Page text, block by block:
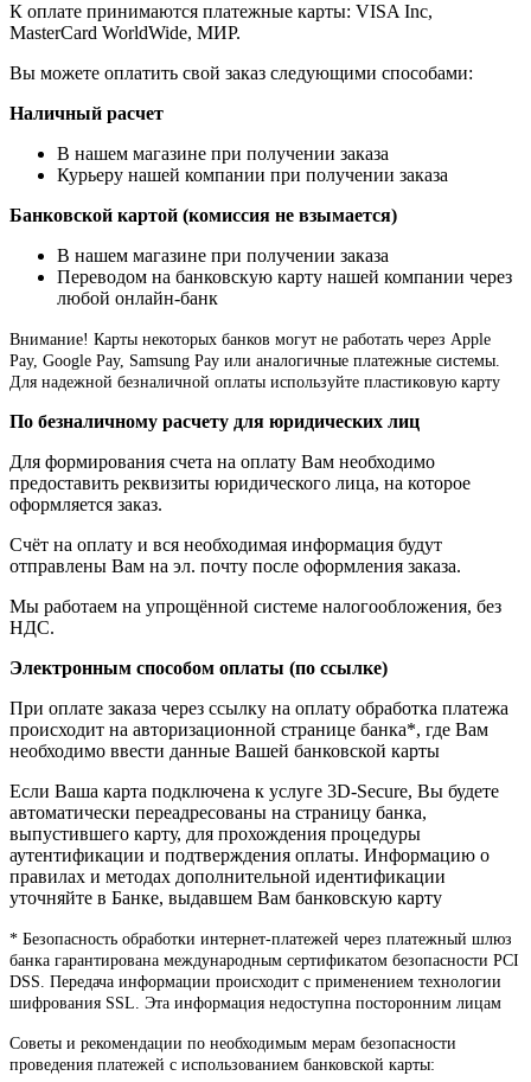
К оплате принимаются платежные карты: VISA Inc,
MasterCard WorldWide, МИР.
Вы можете оплатить свой заказ следующими способами:
Наличный расчет
В нашем магазине при получении заказа
Курьеру нашей компании при получении заказа
Банковской картой (комиссия не взымается)
В нашем магазине при получении заказа
Переводом на банковскую карту нашей компании через
любой онлайн-банк
Внимание! Карты некоторых банков могут не работать через Apple
Pay, Google Pay, Samsung Pay или аналогичные платежные системы.
Для надежной безналичной оплаты используйте пластиковую карту
По безналичному расчету для юридических лиц
Для формирования счета на оплату Вам необходимо
предоставить реквизиты юридического лица, на которое
оформляется заказ.
Счёт на оплату и вся необходимая информация будут
отправлены Вам на эл. почту после оформления заказа.
Мы работаем на упрощённой системе налогообложения, без
НДС.
Электронным способом оплаты (по ссылке)
При оплате заказа через ссылку на оплату обработка платежа
происходит на авторизационной странице банка*, где Вам
необходимо ввести данные Вашей банковской карты
Если Ваша карта подключена к услуге 3D-Secure, Вы будете
автоматически переадресованы на страницу банка,
выпустившего карту, для прохождения процедуры
аутентификации и подтверждения оплаты. Информацию о
правилах и методах дополнительной идентификации
уточняйте в Банке, выдавшем Вам банковскую карту
* Безопасность обработки интернет-платежей через платежный шлюз
банка гарантирована международным сертификатом безопасности PCI
DSS. Передача информации происходит с применением технологии
шифрования SSL. Эта информация недоступна посторонним лицам
Советы и рекомендации по необходимым мерам безопасности
проведения платежей с использованием банковской карты: